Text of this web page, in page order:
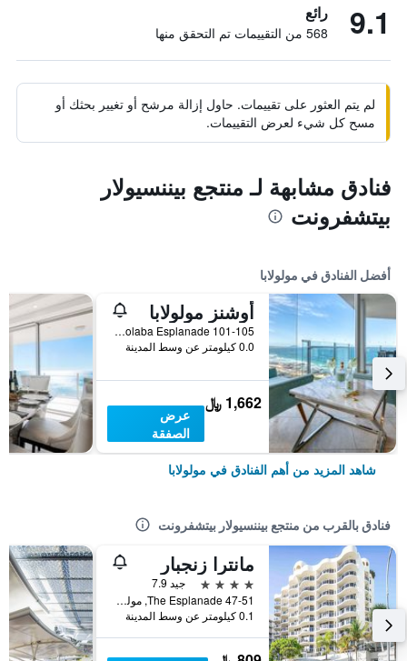
9.1 رائع
568 من التقييمات تم التحقق منها
لم يتم العثور على تقييمات. حاول إزالة مرشح أو تغيير بحثك أو
مسح كل شيء لعرض التقييمات.
فنادق مشابهة لـ منتجع بيننسيولار
بيتشفرونت
أفضل الفنادق في مولولابا
أوشنز مولولابا
101-105 Mooloolaba Esplanade, مولولابا, QLD, أستراليا
0.0 كيلومتر عن وسط المدينة
1,662 ﷼
عرض
الصفقة
شاهد المزيد من أهم الفنادق في مولولابا
فنادق بالقرب من منتجع بيننسيولار بيتشفرونت
مانترا زنجبار
4 نجوم
جيد 7.9
47-51 The Esplanade, مولولابا, QLD, أستراليا
0.1 كيلومتر عن وسط المدينة